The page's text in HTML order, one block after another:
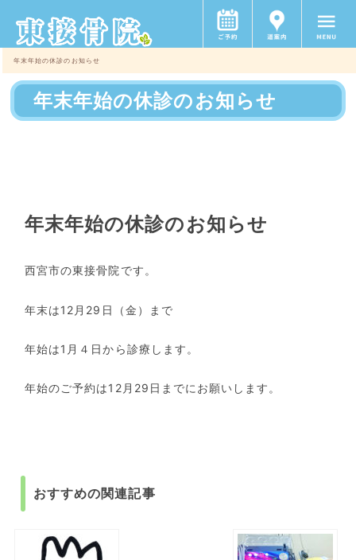
年末年始の休診のお知らせ
年末年始の休診のお知らせ
年末年始の休診のお知らせ
西宮市の東接骨院です。
年末は12月29日（金）まで
年始は1月４日から診療します。
年始のご予約は12月29日までにお願いします。
おすすめの関連記事